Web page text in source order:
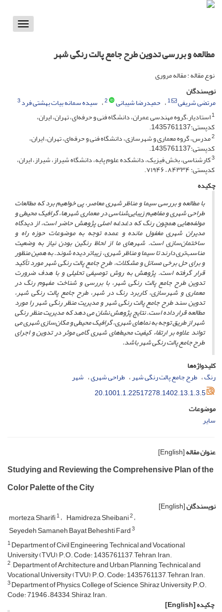
Toggle
مطالعه و بررسی تدوین طرح جامع پالت رنگی شهر
نوع مقاله : مقاله مروری
نویسندگان
مرتضی شریفی
1 حمیدرضا شیبانی 2 سیده سمانه بیات بهشتی فرد3
1استادیار،گروه مهندسی عمران، دانشگاه فنی و حرفه‌ای، تهران، ایران،
کدپستی:1435761137.
2مدرس، گروه معماری و شهرسازی، دانشگاه فنی و حرفه‌ای، تهران، ایران،
کدپستی:1435761137.
3کارشناسی، بخش فیزیک، دانشکده علوم پایه، دانشگاه شیراز، شیراز، ایران،
کدپستی: ۸۴۳۳۴ – ۷۱۹۴۶.
چکیده
با مطالعه و بررسی سیما و مناظر شهری معاصر، پی خواهیم برد که مطالعات
طراحی شهری و مفاهیم زیبایی‌شناسی در معماری شهرها، گرافیک محیطی و
مولفه‌هایی همچون رنگ که دغدغه اصلی پژوهش حاضر است، از دیدگاه
مدیران شهری مغفول مانده و عمده توجه به موضوعات حوزه راه و
ساختمان‌سازی است. شهرهای ما از لحاظ رنگین بودن نیاز به وضعیت
مناسب‌تری دارند تا سیما و مناظر شهری، زیباتر دیده شوند. به همین منظور
و برای حل برخی مسائل و مشکلات، طرح جامع پالت رنگی شهر مورد تأکید
قرار گرفته است. پژوهش به روش توصیفی ‌تحلیلی و با هدف ضرورت
تدوین طرح جامع پالت رنگی شهر، با بررسی و شناخت مفهوم رنگ‌ در
معماری و شهرسازی، کاربرد رنگ در شهر، طرح جامع پالت رنگی شهر،
تدوین سند طرح جامع پالت رنگی شهر و مدیریت منظر رنگی شهر را مورد
مطالعه قرار داده است. نتایج پژوهش نشان می دهد که مدیریت منظر رنگی
شهر از طریق توجه به نماهای شهری، گرافیک محیطی و مکان‌سازی شهری می
تواند علاوه بر ارتقاء کیفیت محیط‌های شهری گامی موثر در تدوین و اجرای
طرح جامع پالت رنگی شهر باشد.
کلیدواژه‌ها
رنگ طرح جامع پالت رنگی شهر طراحی شهری شهر
20.1001.1.22517278.1402.13.1.3.5
موضوعات
سایر
عنوان مقاله[English]
Studying and Reviewing the Comprehensive Plan of the
Color Palette of the City
نویسندگان[English]
morteza Sharifi1 Hamidreza Sheibani2
Seyedeh Samaneh Bayat Beheshti Fard3
1Department of Civil Engineering, Technical and Vocational
University (TVU), P.O. Code: 1435761137, Tehran, Iran.
2, Department of Architecture and Urban Planning, Technical and
Vocational University (TVU), P.O. Code: 1435761137, Tehran, Iran.
3Department of Physics, College of Science, Shiraz University, P.O.
Code: 71946 – 84334, Shiraz, Iran.
چکیده[English]